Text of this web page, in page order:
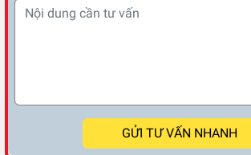
GỬI TƯ VẤN NHANH